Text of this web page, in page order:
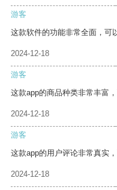
游客
这款软件的功能非常全面，可
2024-12-18
游客
这款app的商品种类非常丰富
2024-12-18
游客
这款app的用户评论非常真实
2024-12-18